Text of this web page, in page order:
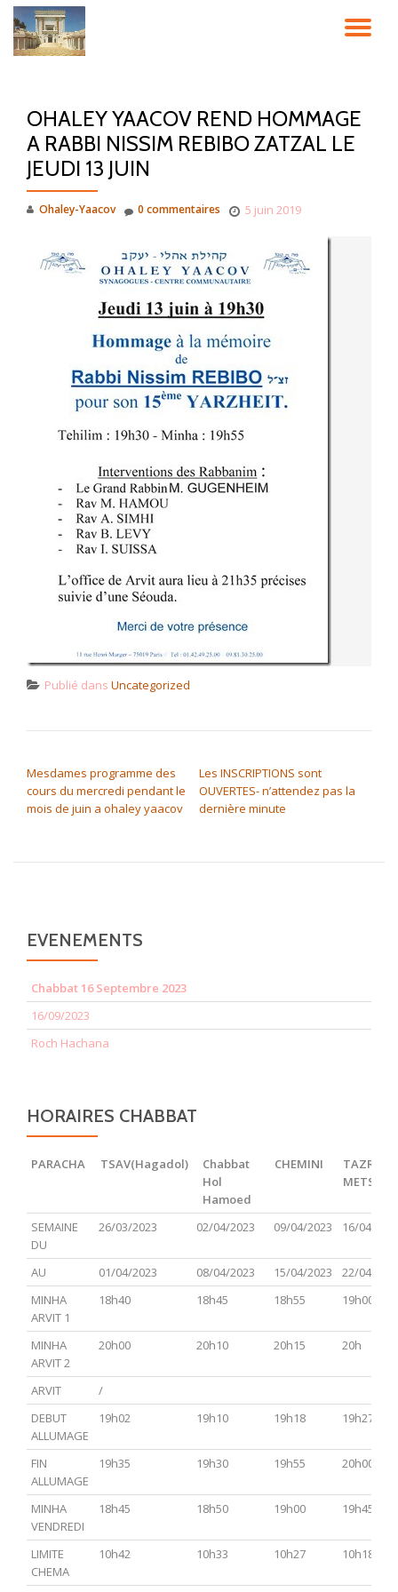
Aller
OHALEY YAACOV REND HOMMAGE
A RABBI NISSIM REBIBO ZATZAL LE
JEUDI 13 JUIN
Ohaley-Yaacov 5 juin 2019
0 commentaires
Publié dans Uncategorized
Mesdames programme des
cours du mercredi pendant le
mois de juin a ohaley yaacov
Les INSCRIPTIONS sont
OUVERTES- n’attendez pas la
dernière minute
EVENEMENTS
Chabbat 16 Septembre 2023
16/09/2023
Roch Hachana
HORAIRES CHABBAT
PARACHA TSAV(Hagadol)
Chabbat
Hol
Hamoed
CHEMINI
TAZRIA
PARACHA TSAV(Hagadol)
Chabbat
Hamoed
CHEMINI
TAZRIA
SEMAINE
DU
26/03/2023 02/04/2023 09/04/2023 16/04/
AU 01/04/2023 08/04/2023 15/04/2023
22/04/
MINHA
ARVIT 1
18h40 18h45 18h55 19h00
MINHA
ARVIT 2
20h00 20h10 20h15 20h
ARVIT
/
DEBUT
ALLUMAGE
19h02 19h10 19h18 19h27
FIN
ALLUMAGE
19h35 19h30 19h55 20h00
MINHA
VENDREDI
18h45 18h50 19h00 19h45
LIMITE
CHEMA
10h42 10h33 10h27 10h18